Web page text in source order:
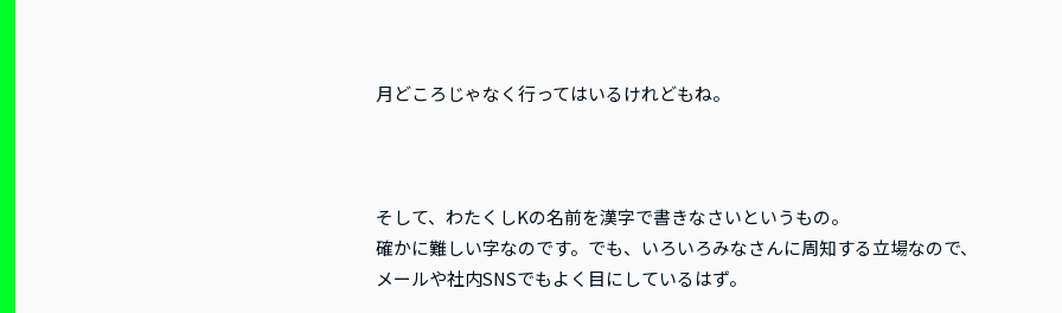
月どころじゃなく行ってはいるけれどもね。
そして、わたくしKの名前を漢字で書きなさいというもの。
確かに難しい字なのです。でも、いろいろみなさんに周知する立場なので、
メールや社内SNSでもよく目にしているはず。